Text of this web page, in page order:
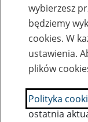
Nazwa zakładu pracy:
SZUKAJ
wybierzesz
będziemy
cookies. W
ustawienia.
plików
Polityka
ostatnia